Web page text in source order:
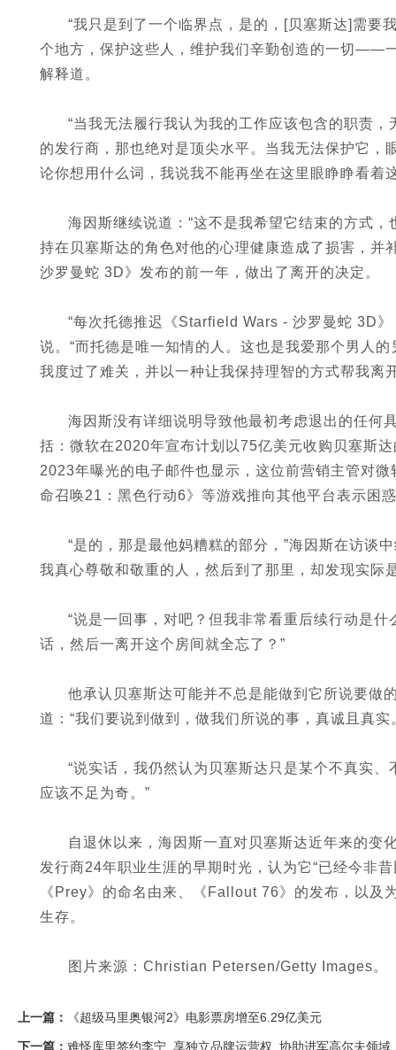
“我只是到了一个临界点，是的，[贝塞斯达]需要
个地方，保护这些人，维护我们辛勤创造的一切——
解释道。
“当我无法履行我认为我的工作应该包含的职责
的发行商，那也绝对是顶尖水平。当我无法保护它
论你想用什么词，我说我不能再坐在这里眼睁睁看着
海因斯继续说道：“这不是我希望它结束的方式
持在贝塞斯达的角色对他的心理健康造成了损害，
沙罗曼蛇 3D》发布的前一年，做出了离开的决定。
“每次托德推迟《Starfield Wars - 沙罗曼蛇 3D
说。“而托德是唯一知情的人。这也是我爱那个男人
我度过了难关，并以一种让我保持理智的方式帮我离
海因斯没有详细说明导致他最初考虑退出的任何
括：微软在2020年宣布计划以75亿美元收购贝塞斯
2023年曝光的电子邮件也显示，这位前营销主管对
命召唤21：黑色行动6》等游戏推向其他平台表示困
“是的，那是最他妈糟糕的部分，”海因斯在访谈
我真心尊敬和敬重的人，然后到了那里，却发现实际
“说是一回事，对吧？但我非常看重后续行动是
话，然后一离开这个房间就全忘了？”
他承认贝塞斯达可能并不总是能做到它所说要做
道：“我们要说到做到，做我们所说的事，真诚且真实
“说实话，我仍然认为贝塞斯达只是某个不真实
应该不足为奇。”
自退休以来，海因斯一直对贝塞斯达近年来的变
发行商24年职业生涯的早期时光，认为它“已经今非
《Prey》的命名由来、《Fallout 76》的发布，以
生存。
图片来源：Christian Petersen/Getty Images。
上一篇： 《超级马里奥银河2》电影票房增至6.29亿美元
下一篇： 难怪库里签约李宁, 享独立品牌运营权, 协助进军高尔夫领域